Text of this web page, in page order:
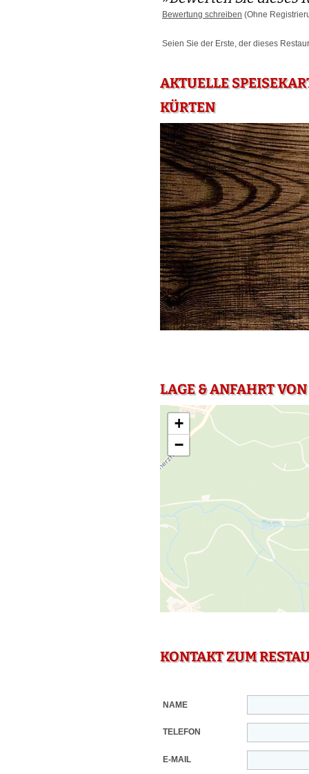
Bewertung schreiben (Ohne
Seien Sie der Erste, der dieses
AKTUELLE
KÜRTEN
LAGE & ANFAHRT
+
−
KONTAKT ZUM
NAME
TELEFON
E-MAIL